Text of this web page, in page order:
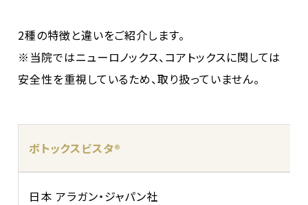
2種の特徴と違いをご紹介します。
※当院ではニューロノックス、コアトックスに関しては
安全性を重視しているため、取り扱っていません。
ボトックスビスタ®
日本 アラガン・ジャパン社